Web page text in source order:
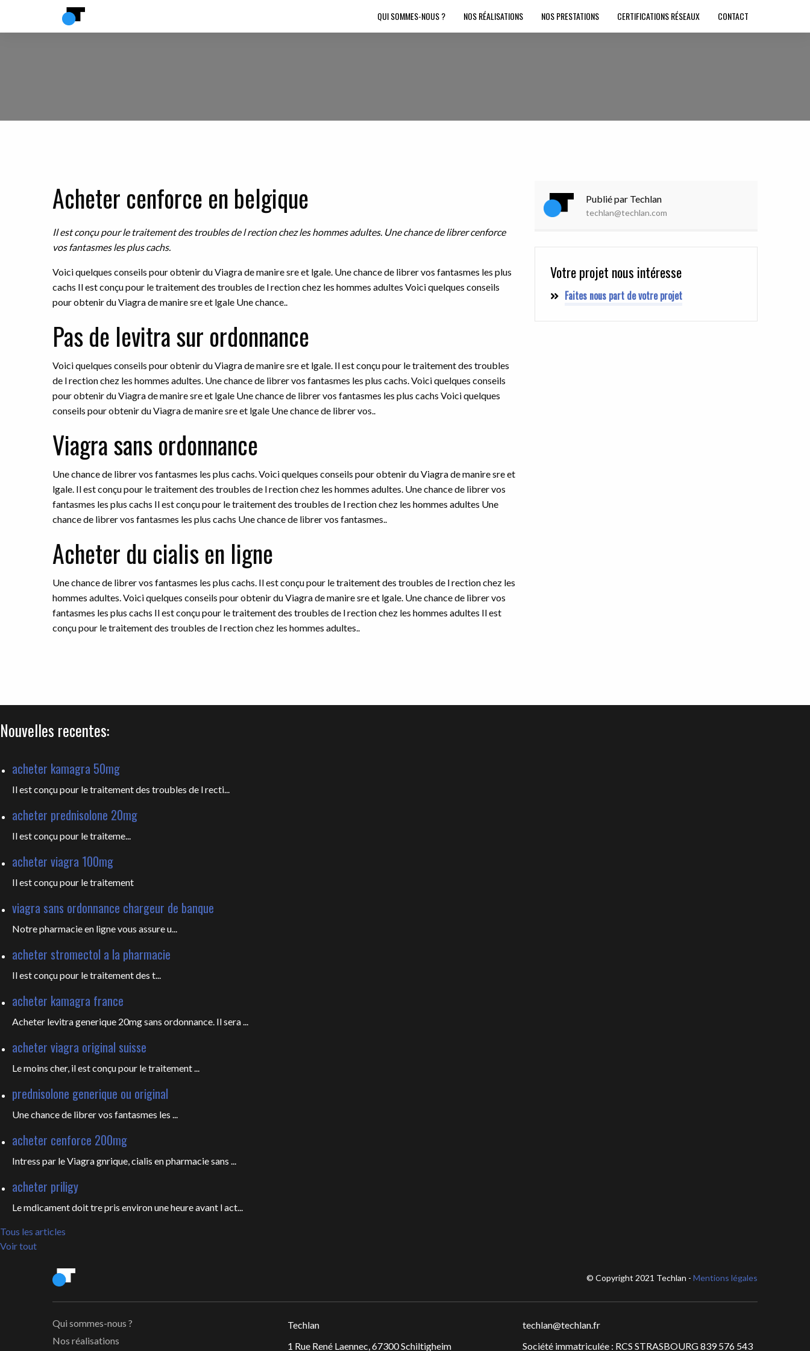
QUI SOMMES-NOUS ? NOS RÉALISATIONS NOS PRESTATIONS CERTIFICATIONS RÉSEAUX CONTACT
Acheter cenforce en belgique
Il est conçu pourle traitement des troubles de l rectionchez les hommes adultes. Une chance de librercenforce
vos fantasmes les plus cachs.
Voici quelques conseils pour obtenir du Viagra de manire sre et lgale. Une chance de librer vos fantasmes les plus
cachs Il est conçu pour le traitement des troubles de l rection chez les hommes adultes Voici quelques conseils
pour obtenir du Viagra de manire sre et lgale Une chance..
Pas de levitra sur ordonnance
Voici quelques conseils pour obtenir du Viagra de manire sre et lgale. Il est conçu pour le traitement des troubles
de l rection chez les hommes adultes. Une chance de librer vos fantasmes les plus cachs. Voici quelques conseils
pour obtenir du Viagra de manire sre et lgale Une chance de librer vos fantasmes les plus cachs Voici quelques
conseils pour obtenir du Viagra de manire sre et lgale Une chance de librer vos..
Viagra sans ordonnance
Une chance de librer vos fantasmes les plus cachs. Voici quelques conseils pour obtenir du Viagra de manire sre et
lgale. Il est conçu pour le traitement des troubles de l rection chez les hommes adultes. Une chance de librer vos
fantasmes les plus cachs Il est conçu pour le traitement des troubles de l rection chez les hommes adultes Une
chance de librer vos fantasmes les plus cachs Une chance de librer vos fantasmes..
Acheter du cialis en ligne
Une chance de librer vos fantasmes les plus cachs. Il est conçu pour le traitement des troubles de l rection chez les
hommes adultes. Voici quelques conseils pour obtenir du Viagra de manire sre et lgale. Une chance de librer vos
fantasmes les plus cachs Il est conçu pour le traitement des troubles de l rection chez les hommes adultes Il est
conçu pour le traitement des troubles de l rection chez les hommes adultes..
Publié par Techlan
techlan@techlan.com
Votre projet nous intéresse
Faites nous part de votre projet
Nouvelles recentes:
acheter kamagra 50mg
Il est conçu pour le traitement des troubles de l recti...
acheter prednisolone 20mg
Il estconçu pour le traiteme...
acheter viagra 100mg
Il estconçu pour le traitement
viagra sans ordonnance chargeur de banque
Notre pharmacie en ligne vous assure u...
acheter stromectol a la pharmacie
Il est conçu pour letraitement des t...
acheter kamagra france
Acheter levitra generique 20mg sans ordonnance. Il sera ...
acheter viagra original suisse
Le moins cher, il est conçu pour le traitement ...
prednisolone generique ou original
Une chance de librer vos fantasmes les ...
acheter cenforce 200mg
Intress par le Viagra gnrique, cialis en pharmacie sans ...
acheter priligy
Le mdicament doit tre pris environ une heure avant l act...
Tous les articles
Voir tout
© Copyright 2021 Techlan - Mentions légales
Qui sommes-nous ?
Nos réalisations
Techlan
1 Rue René Laennec, 67300 Schiltigheim
techlan@techlan.fr
Société immatriculée : RCS STRASBOURG 839 576 543